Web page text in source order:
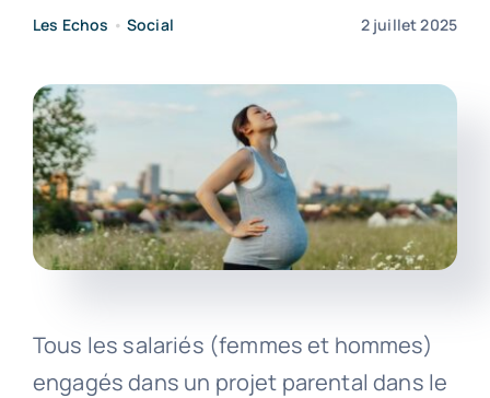
Les Echos • Social 2 juillet 2025
Tous les salariés (femmes et hommes)
engagés dans un projet parental dans le